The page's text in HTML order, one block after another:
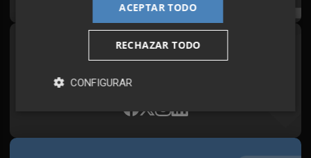
Síguenos en redes
Plaza Podcast, desde cualquier medio
ACEPTAR TODO
RECHAZAR TODO
CONFIGURAR